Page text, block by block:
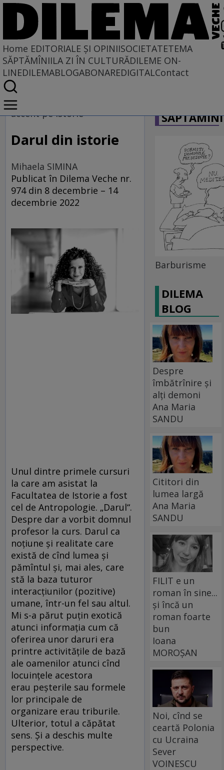
Home EDITORIALE ȘI OPINIISOCIETATETEMA
SĂPTĂMÎNIILA ZI ÎN CULTURĂDILEME ON-
LINEDILEMABLOGABONAREDIGITALContact
Home
EDITORIALE ȘI OPINII
TÎLC SHOW
accent pe istorie
Darul din istorie
Mihaela SIMINA
Publicat în Dilema Veche nr.
974 din 8 decembrie – 14
decembrie 2022
Unul dintre primele cursuri
la care am asistat la
Facultatea de Istorie a fost
cel de Antropologie. „Darul“.
Despre dar a vorbit domnul
profesor la curs. Darul ca
noțiune și realitate care
există de cînd lumea și
pămîntul și, mai ales, care
stă la baza tuturor
interacțiunilor (pozitive)
umane, într-un fel sau altul.
Mi s-a părut puțin exotică
atunci informația cum că
oferirea unor daruri era
printre activitățile de bază
ale oamenilor atunci cînd
locuințele acestora
erau peșterile sau formele
lor principale de
organizare erau triburile.
Ulterior, totul a căpătat
sens. Și a deschis multe
perspective.
Barburisme
DILEMA
BLOG
Despre
îmbătrînire și
alți demoni
Ana Maria
SANDU
Cititori din
lumea largă
Ana Maria
SANDU
FILIT e un
roman în sine...
și încă un
roman foarte
bun
Ioana
MOROȘAN
Noi, cînd se
ceartă Polonia
cu Ucraina
Sever
VOINESCU